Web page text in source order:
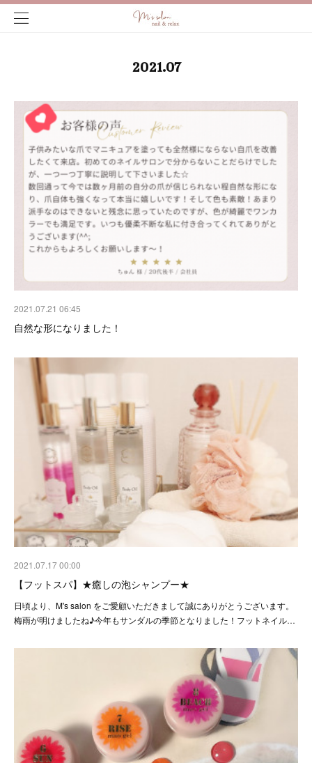
2021.07
2021.07.21 06:45
自然な形になりました！
2021.07.17 00:00
【フットスパ】★癒しの泡シャンプー★
日頃より、M's salon をご愛顧いただきまして誠にありがとうございます。
梅雨が明けましたね♪今年もサンダルの季節となりました！フットネイル…